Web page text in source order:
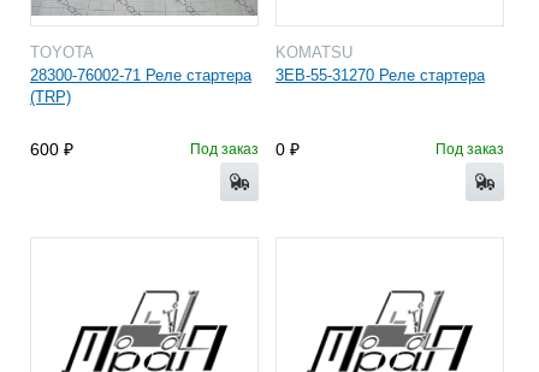
TOYOTA
28300-76002-71 Реле стартера
(TRP)
600 Под заказ
KOMATSU
3EB-55-31270 Реле стартера
0 Под заказ